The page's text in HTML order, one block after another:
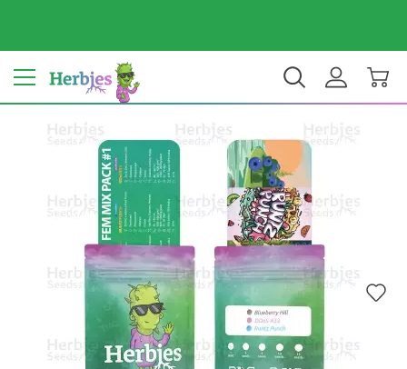
Il tuo Paese: Italy € EUR IT